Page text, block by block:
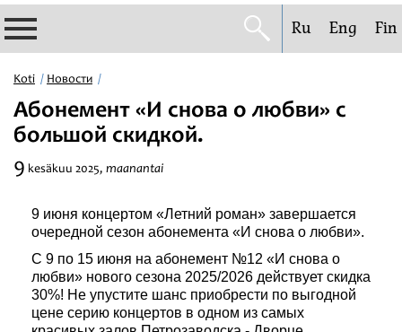
Filharmonia
Konserttikalenteri
Festivaalit
Ru Eng Fin
Koti Новости
Абонемент «И снова о любви» с
большой скидкой.
9 kesäkuu 2025, maanantai
9 июня концертом «Летний роман» завершается
очередной сезон абонемента «И снова о любви».
С 9 по 15 июня на абонемент №12 «И снова о
любви» нового сезона 2025/2026 действует скидка
30%! Не упустите шанс приобрести по выгодной
цене серию концертов в одном из самых